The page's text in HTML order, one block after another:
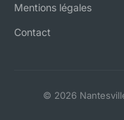
Mentions légales
Contact
© 2026